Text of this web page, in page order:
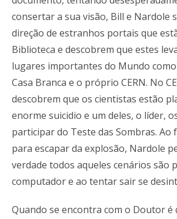
consertar a sua visão, Bill e Nardole
direção de estranhos portais que
Biblioteca e descobrem que estes
lugares importantes do Mundo
Casa Branca e o próprio CERN. No
descobrem que os cientistas estão
enorme suicidio e um deles, o líder,
participar do Teste das Sombras. Ao
para escapar da explosão, Nardole
verdade todos aqueles cenários são
computador e ao tentar sair se
Quando se encontra com o Doutor é